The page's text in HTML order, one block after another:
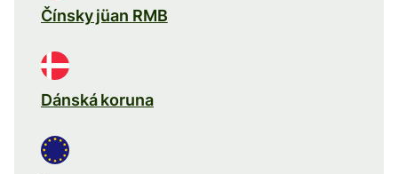
Čínsky jüan RMB
Dánská koruna